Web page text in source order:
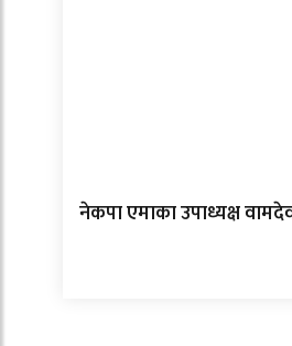
नेकपा एमाका उपाध्यक्ष